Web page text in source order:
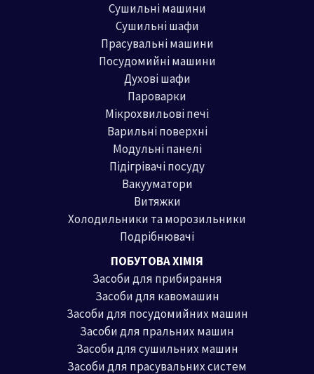
Сушильні машини
Сушильні шафи
Прасувальні машини
Посудомийні машини
Духові шафи
Пароварки
Мікрохвильові печі
Варильні поверхні
Модульні панелі
Підігрівачі посуду
Вакууматори
Витяжки
Холодильники та морозильники
Подрібнювачі
ПОБУТОВА ХІМІЯ
Засоби для прибирання
Засоби для кавомашин
Засоби для посудомийних машин
Засоби для пральних машин
Засоби для сушильних машин
Засоби для прасувальних систем